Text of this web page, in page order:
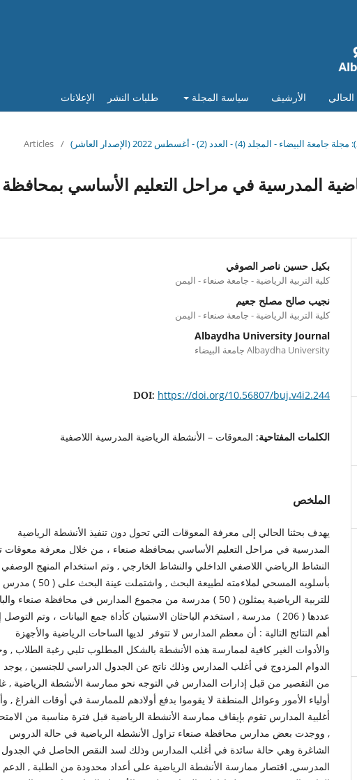
الحالي الأرشيف سياسة المجلة طلبات النشر الإعلانات
/
Articles
المدرسية في مراحل التعليم الأساسي بمحافظة
بكيل حسين ناصر الصوفي
كلية التربية الرياضية - جامعة صنعاء - اليمن
نجيب صالح مصلح جعيم
كلية التربية الرياضية - جامعة صنعاء - اليمن
Albaydha University Journal
Albaydha University جامعة البيضاء
DOI: https://doi.org/10.56807/buj.v4i2.244
الكلمات المفتاحية: المعوقات – الأنشطة الرياضية المدرسية اللاصفية
الملخص
يهدف بحثنا الحالي إلى معرفة المعوقات التي تحول دون تنفيذ الأنشطة الرياضية
المدرسية في مراحل التعليم الأساسي بمحافظة صنعاء ، من خلال معرفة معوقات
النشاط الرياضي اللاصفي الداخلي والنشاط الخارجي , وتم استخدام المنهج الوصفي
بأسلوبه المسحي لملاءمته لطبيعة البحث , واشتملت عينة البحث على ( 50 ) مدرس
للتربية الرياضية يمثلون ( 50 ) مدرسة من مجموع المدارس في محافظة صنعاء
عددها ( 206 ) مدرسة , استخدم الباحثان الاستبيان كأداة جمع البيانات ، وتم
أهم النتائج التالية : أن معظم المدارس لا تتوفر لديها الساحات الرياضية والأجهزة
والأدوات الغير كافية لممارسة هذه الأنشطة بالشكل المطلوب تلبي رغبة الطلاب ,
الدوام المزدوج في أغلب المدارس وذلك ناتج عن الجدول الدراسي للجنسين , يوجد
من التقصير من قبل إدارات المدارس في التوجه نحو ممارسة الأنشطة الرياضية ,
أولياء الأمور وعوائل المنطقة لا يقوموا بدفع أولادهم للممارسة في أوقات الفراغ ,
أغلبية المدارس تقوم بإيقاف ممارسة الأنشطة الرياضية قبل فترة مناسبة من
, ووجدت بعض مدارس محافظة صنعاء تزاول الأنشطة الرياضية في حالة الدروس
الشاغرة وهي حالة سائدة في أغلب المدارس وذلك لسد النقص الحاصل في الجدول
المدرسي, اقتصار ممارسة الأنشطة الرياضية على أعداد محدودة من الطلبة , الدعم